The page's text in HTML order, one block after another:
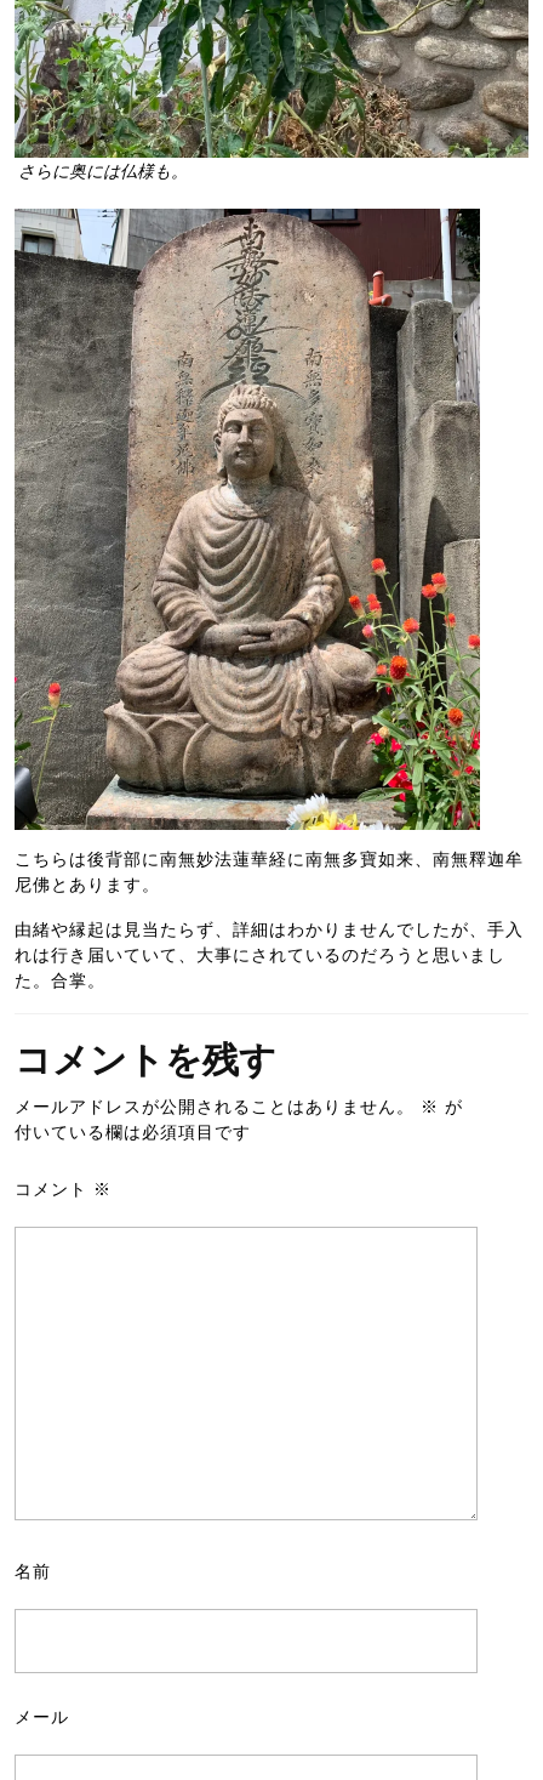
さらに奥には仏様も。
こちらは後背部に南無妙法蓮華経に南無多寶如来、南無釋迦牟
尼佛とあります。
由緒や縁起は見当たらず、詳細はわかりませんでしたが、手入
れは行き届いていて、大事にされているのだろうと思いまし
た。合掌。
コメントを残す
メールアドレスが公開されることはありません。 ※ が
付いている欄は必須項目です
コメント ※
名前
メール